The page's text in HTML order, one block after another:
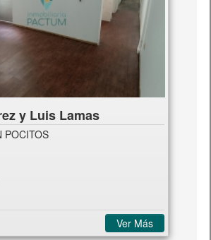
y Luis Lamas
POCITOS
Ver Más